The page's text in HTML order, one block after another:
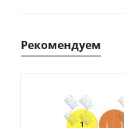
Рекомендуем